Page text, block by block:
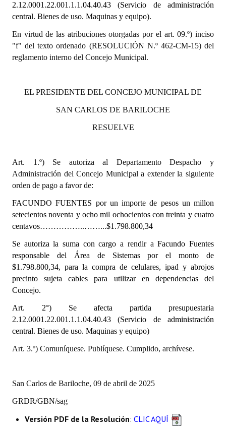
Dictámenes Asesoría Letrada
Actas de Sesión
Informes de Unidad Coordinadora
Actas de Audiencias Públicas
Declaraciones
Resoluciones
Resoluciones de Presidencia
INSTITUCIONAL
Antiguos Pobladores
Noticias Destacadas
Registros y Distinciones
Datos Históricos
Premio al Mérito - Registro
Audiencias Públicas - Registro
2.12.0001.22.001.1.1.04.40.43(Servicio de administración
central. Bienes de uso. Maquinas y equipo).
En virtud de las atribuciones otorgadas por el art. 09.º) inciso
"f" del texto ordenado (RESOLUCIÓN N.º 462-CM-15) del
reglamento interno del Concejo Municipal.
EL PRESIDENTE DEL CONCEJO MUNICIPAL DE
SAN CARLOS DE BARILOCHE
RESUELVE
Art. 1.º) Se autoriza al Departamento Despacho y
Administración del Concejo Municipal a extender la siguiente
orden de pago a favor de:
FACUNDO FUENTES por un importe de pesos un millon
setecientos noventa y ocho mil ochocientos con treinta y cuatro
centavos……………..……...$1.798.800,34
Se autoriza la suma con cargo a rendir a Facundo Fuentes
responsable del Área de Sistemas por el monto de
$1.798.800,34, para la compra de celulares, ipad y abrojos
precinto sujeta cables para utilizar en dependencias del
Concejo.
Art. 2°) Se afecta partida presupuestaria
2.12.0001.22.001.1.1.04.40.43 (Servicio de administración
central. Bienes de uso. Maquinas y equipo)
Art. 3.º) Comuníquese. Publíquese. Cumplido, archívese.
San Carlos de Bariloche, 09 de abril de 2025
GRDR/GBN/sag
Versión PDF de la Resolución: CLIC AQUÍ